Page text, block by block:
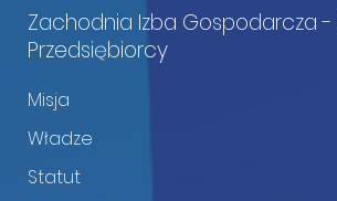
Zachodnia Izba Gospodarcza
Przedsiębiorcy
Misja
Władze
Statut